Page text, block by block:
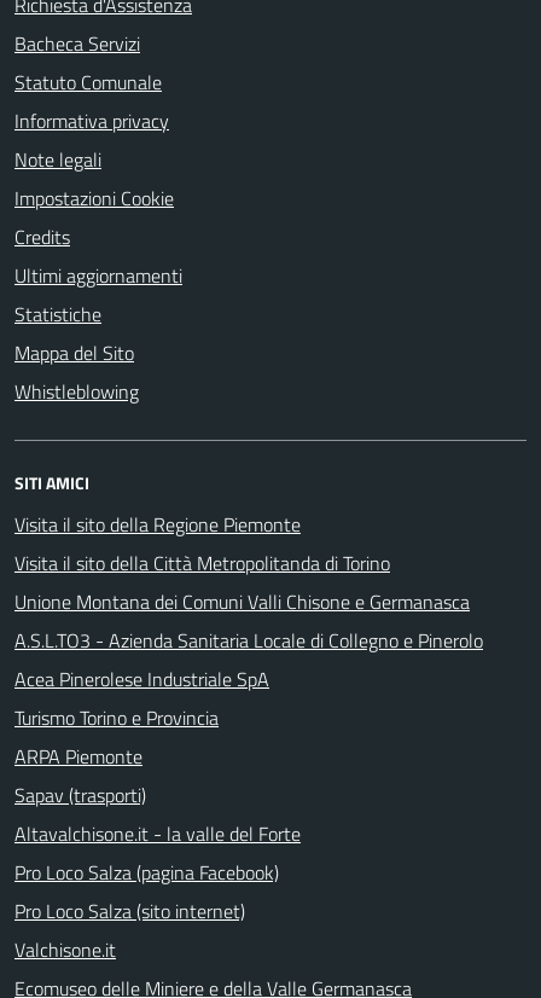
Bacheca Servizi
Statuto Comunale
Informativa privacy
Note legali
Impostazioni Cookie
Credits
Ultimi aggiornamenti
Statistiche
Mappa del Sito
Whistleblowing
SITI AMICI
Visita il sito della Regione Piemonte
Visita il sito della Città Metropolitanda di Torino
Unione Montana dei Comuni Valli Chisone e Germanasca
A.S.L.TO3 - Azienda Sanitaria Locale di Collegno e Pinerolo
Acea Pinerolese Industriale SpA
Turismo Torino e Provincia
ARPA Piemonte
Sapav (trasporti)
Altavalchisone.it - la valle del Forte
Pro Loco Salza (pagina Facebook)
Pro Loco Salza (sito internet)
Valchisone.it
Ecomuseo delle Miniere e della Valle Germanasca